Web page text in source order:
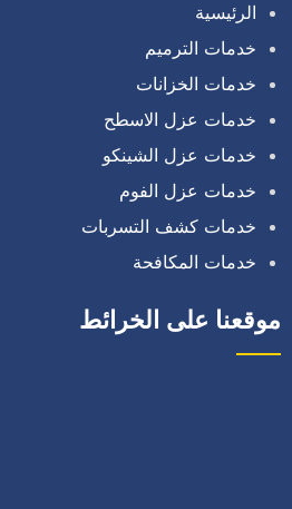
الرئيسية
خدمات الترميم
خدمات الخزانات
خدمات عزل الاسطح
خدمات عزل الشينكو
خدمات عزل الفوم
خدمات كشف التسربات
خدمات المكافحة
موقعنا على الخرائط